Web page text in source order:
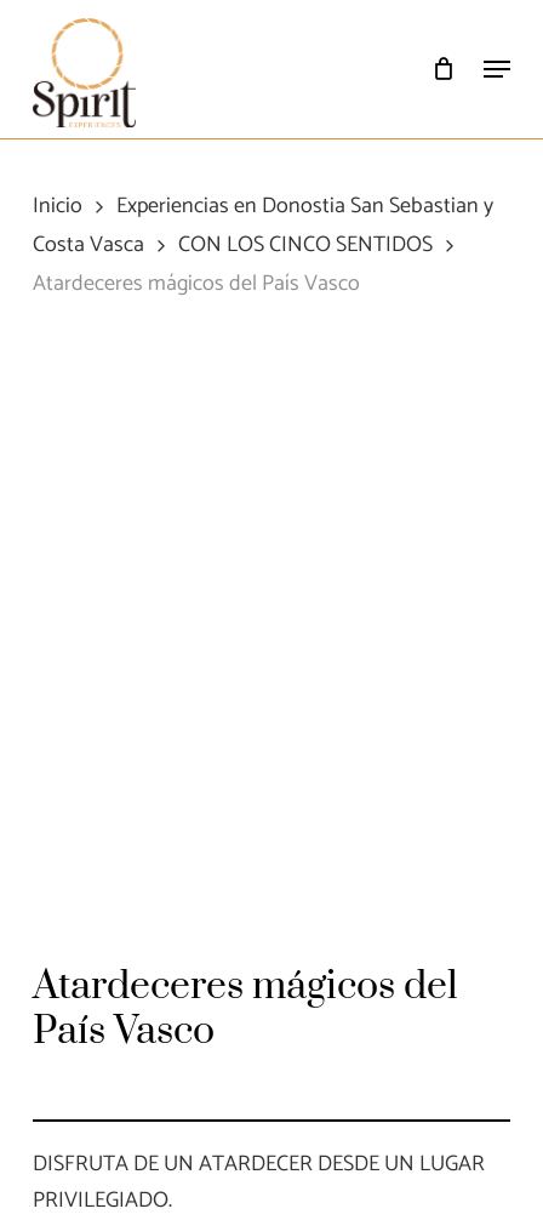
main
content
Menu
Inicio
Experiencias en Donostia San Sebastian y
Costa Vasca
CON LOS CINCO SENTIDOS
Atardeceres mágicos del País Vasco
Atardeceres mágicos del
País Vasco
DISFRUTA DE UN ATARDECER DESDE UN LUGAR
PRIVILEGIADO.